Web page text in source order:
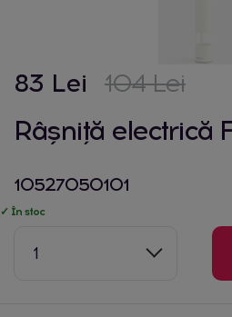
83 Lei 104 Lei
Râșniță electrică
10527050101
✓ În stoc
1